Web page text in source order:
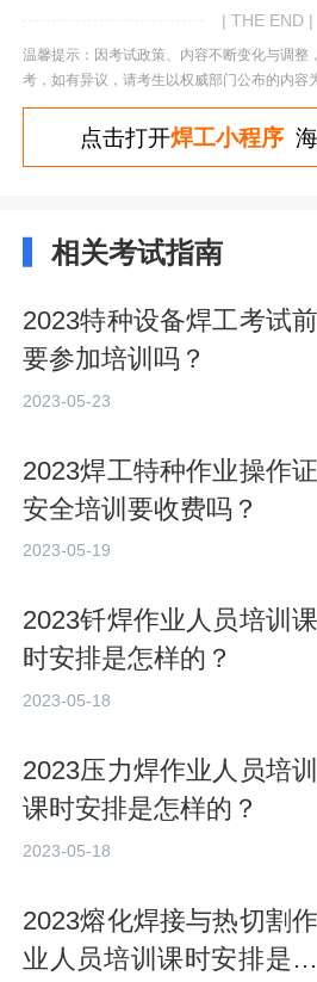
| THE END |
温馨提示：因考试政策、内容不断变化与调整
考，如有异议，请考生以权威部门公布的内容
点击打开焊工小程序
相关考试指南
2023特种设备焊工考试前
要参加培训吗？
2023-05-23
2023焊工特种作业操作证
安全培训要收费吗？
2023-05-19
2023钎焊作业人员培训课
时安排是怎样的？
2023-05-18
2023压力焊作业人员培训
课时安排是怎样的？
2023-05-18
2023熔化焊接与热切割作
业人员培训课时安排是怎